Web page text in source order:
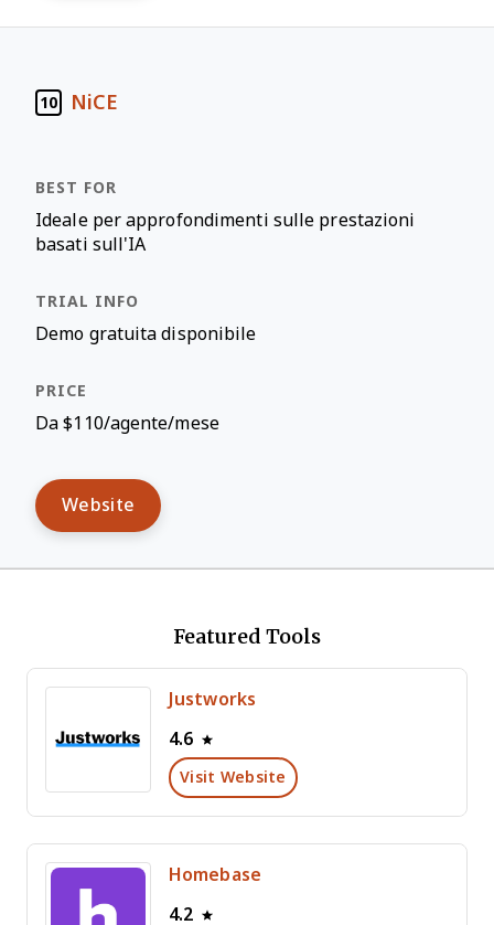
10 NiCE
Ideale per approfondimenti sulle prestazioni
basati sull'IA
Demo gratuita disponibile
Da $110/agente/mese
Website
Featured Tools
Justworks
4.6
Visit Website
Homebase
4.2